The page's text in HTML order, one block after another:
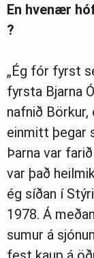
En hvenær
?
„Ég fór fyrst
fyrsta Bjarna
nafnið
einmitt þegar
Þarna var
var það
ég síðan í
1978. Á
sumur á